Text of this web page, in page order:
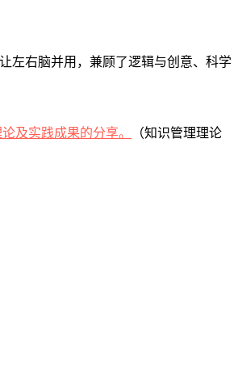
左右脑并用，兼顾了逻辑与创意、科学
（知识管理理论